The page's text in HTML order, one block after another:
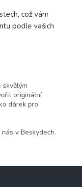
což vám
podle vašich
originální
dárek pro
v Beskydech.